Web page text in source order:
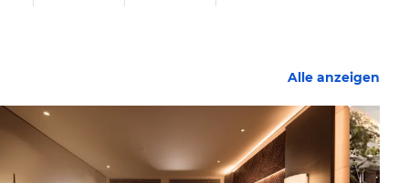
Alle anzeigen